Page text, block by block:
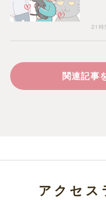
21時
関連記事
アクセス